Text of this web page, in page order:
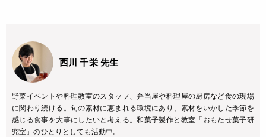
西川 千栄 先生
野菜イベントや料理教室のスタッフ、弁当屋や料理屋の厨房など食の現場
に関わり続ける。旬の素材に恵まれる環境にあり、素材をいかした季節を
感じる食事を大事にしたいと考える。和菓子製作と教室「おもたせ菓子研
究室」のひとりとしても活動中。